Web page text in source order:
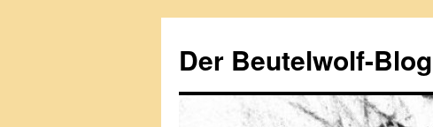
springen
Der Beutelwolf-Blog